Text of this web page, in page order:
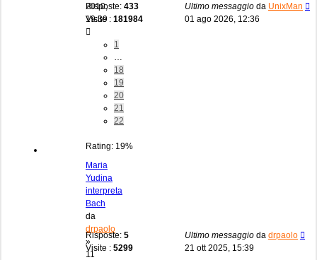
2010,
19:39
1
18
19
20
21
22
Rating: 19%
Risposte: 433
Visite : 181984
Ultimo messaggio da UnixMan
01 ago 2026, 12:36
Maria
Yudina
interpreta
Bach
da
drpaolo
»
11
Risposte: 5
Visite : 5299
Ultimo messaggio da drpaolo
21 ott 2025, 15:39